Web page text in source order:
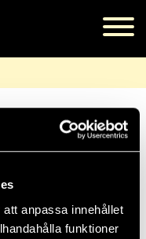
anpassa innehållet
funktioner